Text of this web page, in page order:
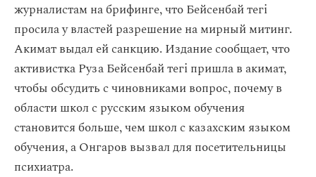
журналистам на брифинге, что Бейсенбай тегі
просила у властей разрешение на мирный митинг.
Акимат выдал ей санкцию. Издание сообщает, что
активистка Руза Бейсенбай тегі пришла в акимат,
чтобы обсудить с чиновниками вопрос, почему в
области школ с русским языком обучения
становится больше, чем школ с казахским языком
обучения, а Онгаров вызвал для посетительницы
психиатра.